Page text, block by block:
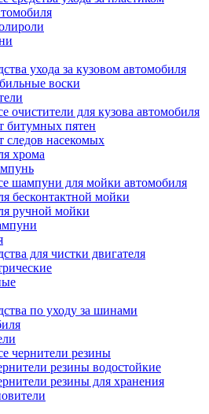
ухода за кузовом автомобиля
воски
очистители для кузова автомобиля
битумных пятен
следов насекомых
хрома
шампуни для мойки автомобиля
бесконтактной мойки
ручной мойки
для чистки двигателя
по уходу за шинами
чернители резины
резины водостойкие
резины для хранения